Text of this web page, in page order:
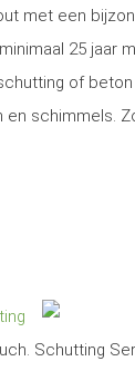
met een
25 jaar
of
en schimmels.
Schutting